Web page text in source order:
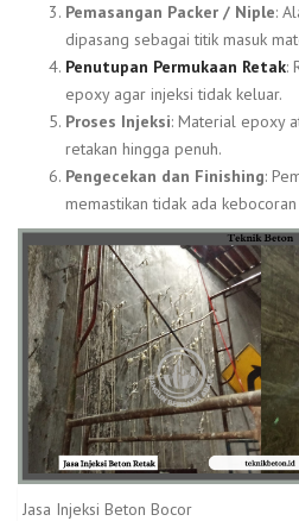
Pemasangan Packer / Niple:
dipasang sebagai titik masuk
Penutupan Permukaan Retak:
epoxy agar injeksi tidak keluar.
Proses Injeksi: Material epoxy
retakan hingga penuh.
Pengecekan dan Finishing:
memastikan tidak ada
Jasa Injeksi Beton Bocor